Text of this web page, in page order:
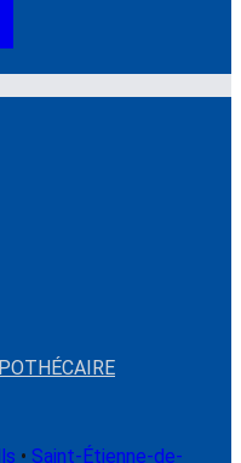
• Saint-Étienne-de-